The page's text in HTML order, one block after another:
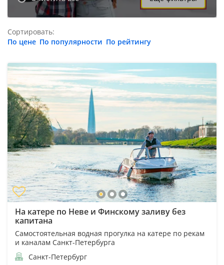
Сортировать:
По цене По популярности По рейтингу
На катере по Неве и Финскому заливу без
капитана
Самостоятельная водная прогулка на катере по рекам
и каналам Санкт-Петербурга
Санкт-Петербург